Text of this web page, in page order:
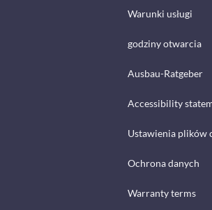
Warunki usługi
godziny otwarcia
Ausbau-Ratgeber
Accessibility
Ustawienia plików
Ochrona danych
Warranty terms